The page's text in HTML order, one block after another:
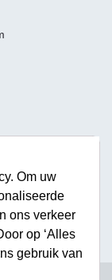
Om uw
ons verkeer
op ‘Alles
gebruik van